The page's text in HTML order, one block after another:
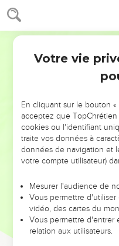
1 Chroniques 2
חֶבְר֑וֹן קֹ֥רַח וְתַפֻּ֖חַ וְרֶ֥קֶם וָשָֽׁמַע׃
יָרְקֳעָ֑ם וְרֶ֖קֶם הוֹלִ֥יד אֶת־שַׁמָּֽי׃
מָע֑וֹן וּמָע֖וֹן אֲבִ֥י בֵֽית־צֽוּר׃
וְאֶת־גָּזֵ֑ז וְחָרָ֖ן הֹלִ֥יד
מַעֲכָ֔ה יָ֥לַד שֶׁ֖בֶר וְאֶֽת־תִּרְחֲנָֽה׃
אֲבִ֥י מַכְבֵּנָ֖ה וַאֲבִ֣י גִבְעָ֑א
וּבַת־כָּלֵ֖ב עַכְסָֽה׃
שׁוֹבָ֕ל אֲבִ֖י קִרְיַ֥ת יְעָרִֽים׃
יְעָרִ֑ים הָרֹאֶ֖ה חֲצִ֥י הַמְּנֻחֽוֹת׃
וְהַשֻּׁמָתִ֖י וְהַמִּשְׁרָעִ֑י מֵאֵ֗לֶּה
יָצְאוּ֙ הַצָּ֣רְעָתִ֔י וְהָאֶשְׁתָּ֖אֻֽלִֽי׃
Votre vie
En cliquant sur le bouton
acceptez que
cookies ou l'identifiant
traite vos données à
données de navigation et
votre compte utilisateur)
Mesurer l'audience de
Vous permettre
vidéo, des cartes du
Vous permettre d'entrer
relation aux utilisateurs.